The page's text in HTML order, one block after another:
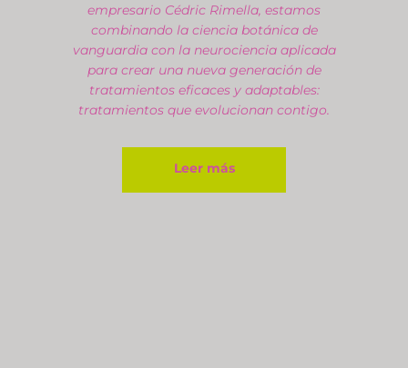
empresario Cédric Rimella, estamos
combinando la ciencia botánica de
vanguardia con la neurociencia aplicada
para crear una nueva generación de
tratamientos eficaces y adaptables:
tratamientos que evolucionan contigo.
Leer más